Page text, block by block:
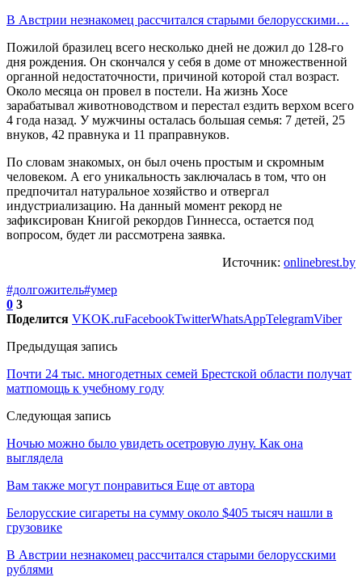
В Австрии незнакомец рассчитался старыми белорусскими…
Пожилой бразилец всего несколько дней не дожил до 128-го
дня рождения. Он скончался у себя в доме от множественной
органной недостаточности, причиной которой стал возраст.
Около месяца он провел в постели. На жизнь Хосе
зарабатывал животноводством и перестал ездить верхом всего
4 года назад. У мужчины осталась большая семья: 7 детей, 25
внуков, 42 правнука и 11 праправнуков.
По словам знакомых, он был очень простым и скромным
человеком. А его уникальность заключалась в том, что он
предпочитал натуральное хозяйство и отвергал
индустриализацию. На данный момент рекорд не
зафиксирован Книгой рекордов Гиннесса, остается под
вопросом, будет ли рассмотрена заявка.
Источник: onlinebrest.by
#долгожитель#умер
0 3
Поделится VKOK.ruFacebookTwitterWhatsAppTelegramViber
Предыдущая запись
Почти 24 тыс. многодетных семей Брестской области получат
матпомощь к учебному году
Следующая запись
Ночью можно было увидеть осетровую луну. Как она
выглядела
Вам также могут понравиться Еще от автора
Белорусские сигареты на сумму около $405 тысяч нашли в
грузовике
В Австрии незнакомец рассчитался старыми белорусскими
рублями